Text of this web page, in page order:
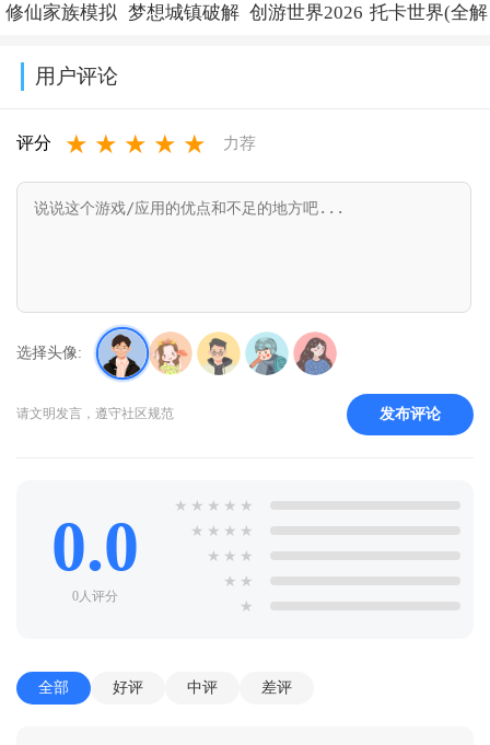
(PlantsVsZombiesRH-Surf)v3.66.0
修仙家族模拟
v10.1.6
梦想城镇破解
(Township)v37.0.2
创游世界2026 托卡世界(全解
用户评论
评分 ★ ★ ★ ★ ★ 力荐
选择头像:
请文明发言，遵守社区规范 发布评论
0.0
0人评分
★ ★ ★ ★ ★
★ ★ ★ ★
★ ★ ★
★ ★
★
全部 好评 中评 差评